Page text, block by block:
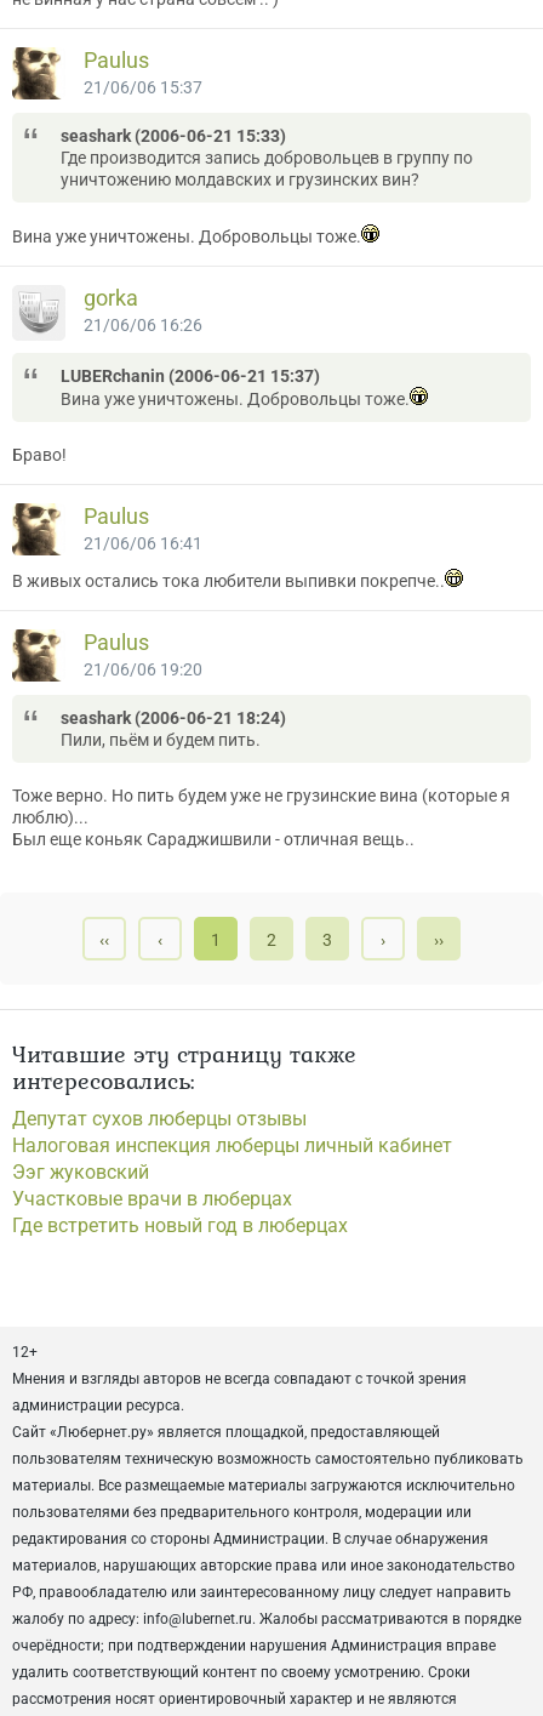
Paulus
21/06/06 15:37
seashark (2006-06-21 15:33)
Где производится запись добровольцев в группу по
уничтожению молдавских и грузинских вин?
Вина уже уничтожены. Добровольцы тоже.
gorka
21/06/06 16:26
LUBERchanin (2006-06-21 15:37)
Вина уже уничтожены. Добровольцы тоже.
Браво!
Paulus
21/06/06 16:41
В живых остались тока любители выпивки покрепче..
Paulus
21/06/06 19:20
seashark (2006-06-21 18:24)
Пили, пьём и будем пить.
Тоже верно. Но пить будем уже не грузинские вина (которые я
люблю)...
Был еще коньяк Сараджишвили - отличная вещь..
‹‹ ‹ 1 2 3 › ››
Читавшие эту страницу также
интересовались:
Депутат сухов люберцы отзывы
Налоговая инспекция люберцы личный кабинет
Ээг жуковский
Участковые врачи в люберцах
Где встретить новый год в люберцах
12+
Мнения и взгляды авторов не всегда совпадают с точкой зрения
администрации ресурса.
Сайт «Любернет.ру» является площадкой, предоставляющей
пользователям техническую возможность самостоятельно публиковать
материалы. Все размещаемые материалы загружаются исключительно
пользователями без предварительного контроля, модерации или
редактирования со стороны Администрации. В случае обнаружения
материалов, нарушающих авторские права или иное законодательство
РФ, правообладателю или заинтересованному лицу следует направить
жалобу по адресу: info@lubernet.ru. Жалобы рассматриваются в порядке
очерёдности; при подтверждении нарушения Администрация вправе
удалить соответствующий контент по своему усмотрению. Сроки
рассмотрения носят ориентировочный характер и не являются